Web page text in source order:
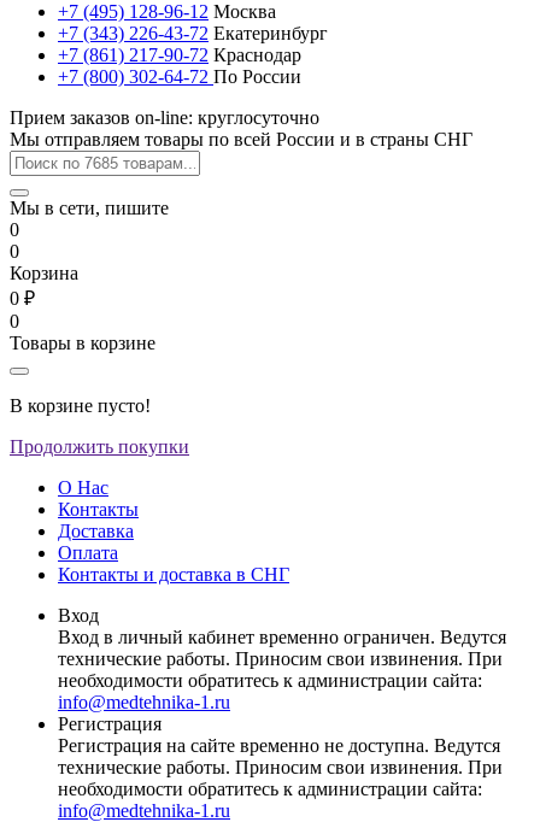
+7 (495) 128-96-12 Москва
+7 (343) 226-43-72 Екатеринбург
+7 (861) 217-90-72 Краснодар
+7 (800) 302-64-72 По России
Прием заказов on-line: круглосуточно
Мы отправляем товары по всей России и в страны СНГ
Мы в сети, пишите
0
0
Корзина
0 ₽
0
Товары в корзине
В корзине пусто!
Продолжить покупки
О Нас
Контакты
Доставка
Оплата
Контакты и доставка в СНГ
Вход
Вход в личный кабинет временно ограничен. Ведутся
технические работы. Приносим свои извинения. При
необходимости обратитесь к администрации сайта:
info@medtehnika-1.ru
Регистрация
Регистрация на сайте временно не доступна. Ведутся
технические работы. Приносим свои извинения. При
необходимости обратитесь к администрации сайта:
info@medtehnika-1.ru